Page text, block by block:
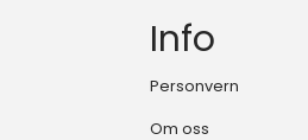
Info
Personvern
Om oss